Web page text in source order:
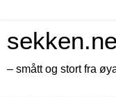
– smått og stort fra